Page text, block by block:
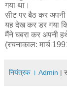
गया था।
सीट पर बैठ कर
यह देख कर डर गया
मैंने घबरा कर अपनी
(रचनाकाल: मार्च
नियंत्रक । Admin |